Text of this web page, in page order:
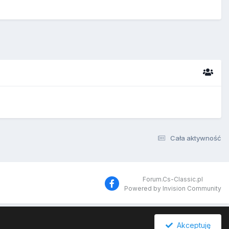
Cała aktywność
Forum.Cs-Classic.pl
Powered by Invision Community
Akceptuję